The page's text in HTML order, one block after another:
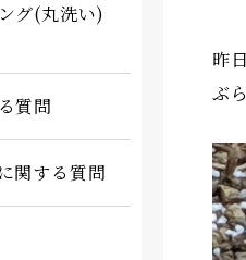
昨
ぶ
グ(丸洗い)
質問
関する質問